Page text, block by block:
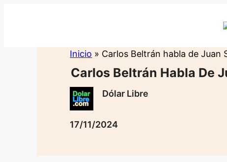
Inicio » Carlos Beltrán habla de Juan
Carlos Beltrán Habla De
Dólar Libre
17/11/2024